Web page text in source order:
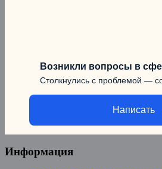
Возникли вопросы в
Столкнулись с проблемой —
Написать
Информация